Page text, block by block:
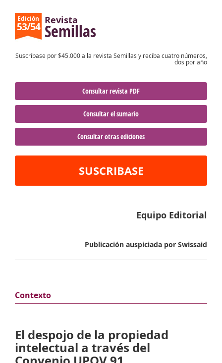
Edición
53/54
Revista
Semillas
Suscribase por $45.000 a la revista Semillas y reciba cuatro números,
dos por año
Consultar revista PDF
Consultar el sumario
Consultar otras ediciones
SUSCRIBASE
Equipo Editorial
Publicación auspiciada por Swissaid
Contexto
El despojo de la propiedad
intelectual a través del